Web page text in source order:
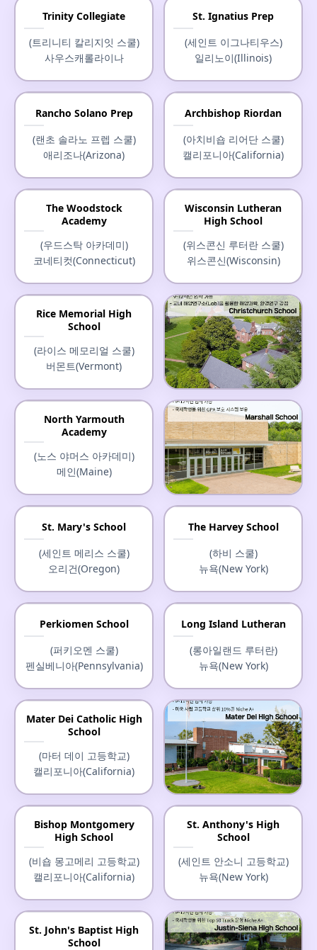
메인(Maine)
Trinity Collegiate
(트리니티 칼리지잇 스쿨)
사우스캐롤라이나
St. Ignatius Prep
(세인트 이그나티우스)
일리노이(Illinois)
Rancho Solano Prep
(랜초 솔라노 프렙 스쿨)
애리조나(Arizona)
Archbishop Riordan
(아치비숍 리어단 스쿨)
캘리포니아(California)
The Woodstock
Academy
(우드스탁 아카데미)
코네티컷(Connecticut)
Wisconsin Lutheran
High School
(위스콘신 루터란 스쿨)
위스콘신(Wisconsin)
Rice Memorial High
School
(라이스 메모리얼 스쿨)
버몬트(Vermont)
Christchurch School
(크라이스트처치 스쿨)
버지니아(Virginia)
North Yarmouth
Academy
(노스 야머스 아카데미)
메인(Maine)
미네소타(Minnesota)
St. Mary's School
(세인트 메리스 스쿨)
오리건(Oregon)
The Harvey School
(하비 스쿨)
뉴욕(New York)
Perkiomen School
(퍼키오멘 스쿨)
펜실베니아(Pennsylvania)
Long Island Lutheran
(롱아일랜드 루터란)
뉴욕(New York)
Mater Dei Catholic High
School
(마터 데이 고등학교)
캘리포니아(California)
(마터 데이 고등학교)
캘리포니아(California)
Bishop Montgomery
High School
(비숍 몽고메리 고등학교)
캘리포니아(California)
St. Anthony's High
School
(세인트 안소니 고등학교)
뉴욕(New York)
St. John's Baptist High
School